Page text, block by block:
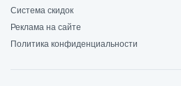
Система скидок
Реклама на сайте
Политика конфиденциальности